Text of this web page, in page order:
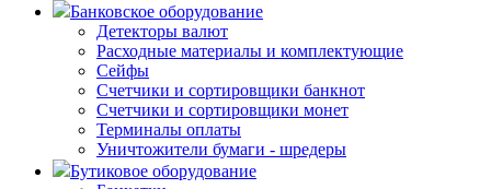
Банковское оборудование
Детекторы валют
Расходные материалы и комплектующие
Сейфы
Счетчики и сортировщики банкнот
Счетчики и сортировщики монет
Терминалы оплаты
Уничтожители бумаги - шредеры
Бутиковое оборудование